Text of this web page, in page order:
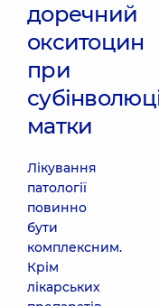
доречний
окситоцин
при
матки
Лікування
патології
повинно
бути
комплексним.
Крім
лікарських